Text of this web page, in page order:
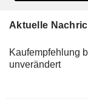
Aktuelle
Kaufempfehlung
unverändert